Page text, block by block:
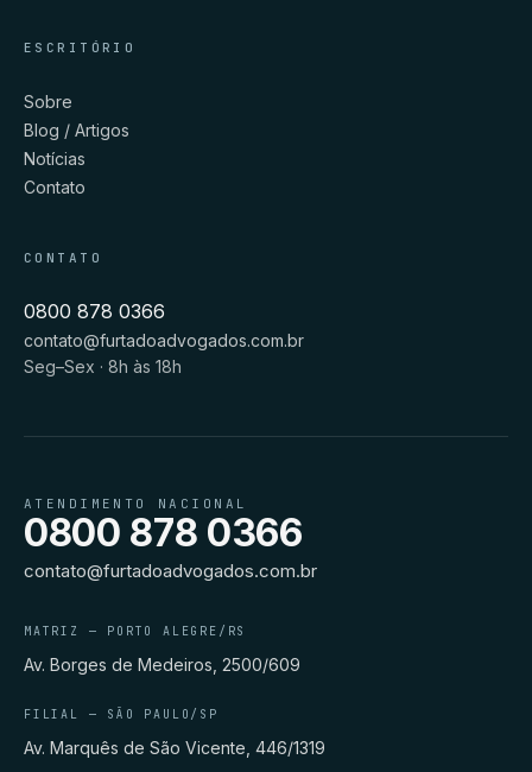
ESCRITÓRIO
Sobre
Blog / Artigos
Notícias
Contato
CONTATO
0800 878 0366
contato@furtadoadvogados.com.br
Seg–Sex · 8h às 18h
ATENDIMENTO NACIONAL
0800 878 0366
contato@furtadoadvogados.com.br
MATRIZ — PORTO ALEGRE/RS
Av. Borges de Medeiros, 2500/609
FILIAL — SÃO PAULO/SP
Av. Marquês de São Vicente, 446/1319